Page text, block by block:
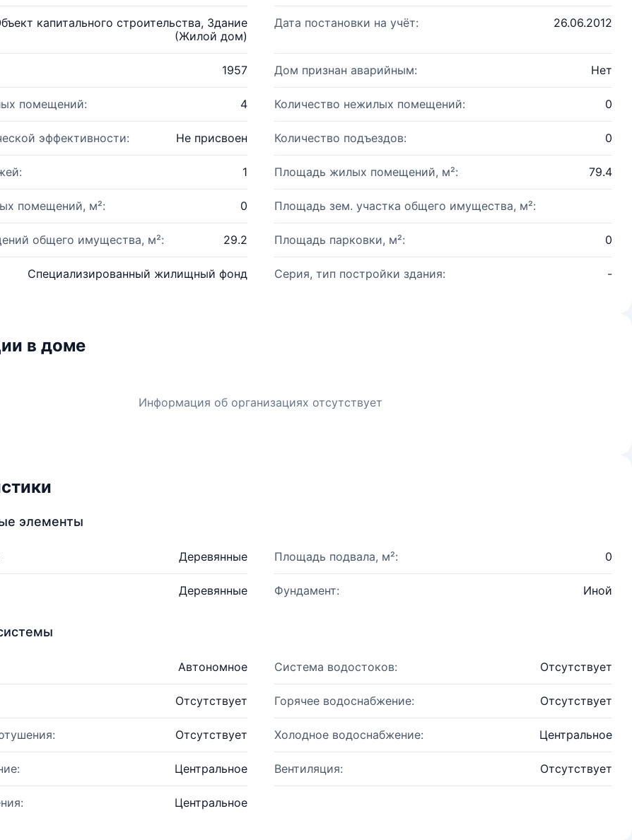
капитального строительства, Здание
(Жилой дом)
Дата постановки на учёт: 26.06.2012
1957 Дом признан аварийным: Нет
помещений: 4 Количество нежилых помещений: 0
эффективности: Не присвоен Количество подъездов: 0
1 Площадь жилых помещений, м²: 79.4
помещений, м²: 0 Площадь зем. участка общего имущества, м²:
общего имущества, м²: 29.2 Площадь парковки, м²: 0
Специализированный жилищный фонд Серия, тип постройки здания: -
в доме
Информация об организациях отсутствует
элементы
Деревянные Площадь подвала, м²: 0
Деревянные Фундамент: Иной
Автономное Система водостоков: Отсутствует
Отсутствует Горячее водоснабжение: Отсутствует
Отсутствует Холодное водоснабжение: Центральное
Центральное Вентиляция: Отсутствует
Центральное